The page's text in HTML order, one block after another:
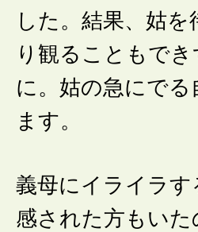
した。結果、姑
り観ることもで
に。姑の急にで
ます。
義母にイライラ
感された方もい